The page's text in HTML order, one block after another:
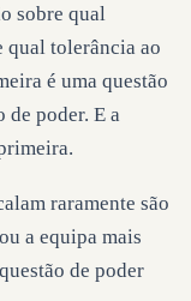
sobre qual
qual tolerância ao
é uma questão
de poder. E a
raramente são
a equipa mais
de poder